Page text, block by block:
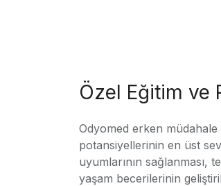
Özel Eğitim ve
Odyomed erken müdahale
potansiyellerinin en üst
uyumlarının sağlanması,
yaşam becerilerinin